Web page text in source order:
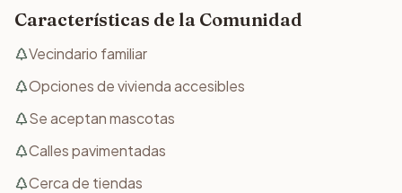
Características de la Comunidad
Vecindario familiar
Opciones de vivienda accesibles
Se aceptan mascotas
Calles pavimentadas
Cerca de tiendas